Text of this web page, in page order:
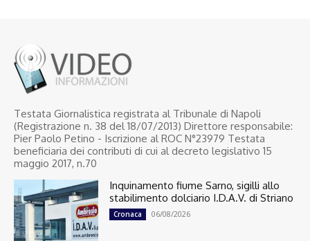
Testata Giornalistica registrata al Tribunale di Napoli
(Registrazione n. 38 del 18/07/2013) Direttore responsabile:
Pier Paolo Petino - Iscrizione al ROC N°23979 Testata
beneficiaria dei contributi di cui al decreto legislativo 15
maggio 2017, n.70
Inquinamento fiume Sarno, sigilli allo
stabilimento dolciario I.D.A.V. di Striano
Cronaca 06/08/2026